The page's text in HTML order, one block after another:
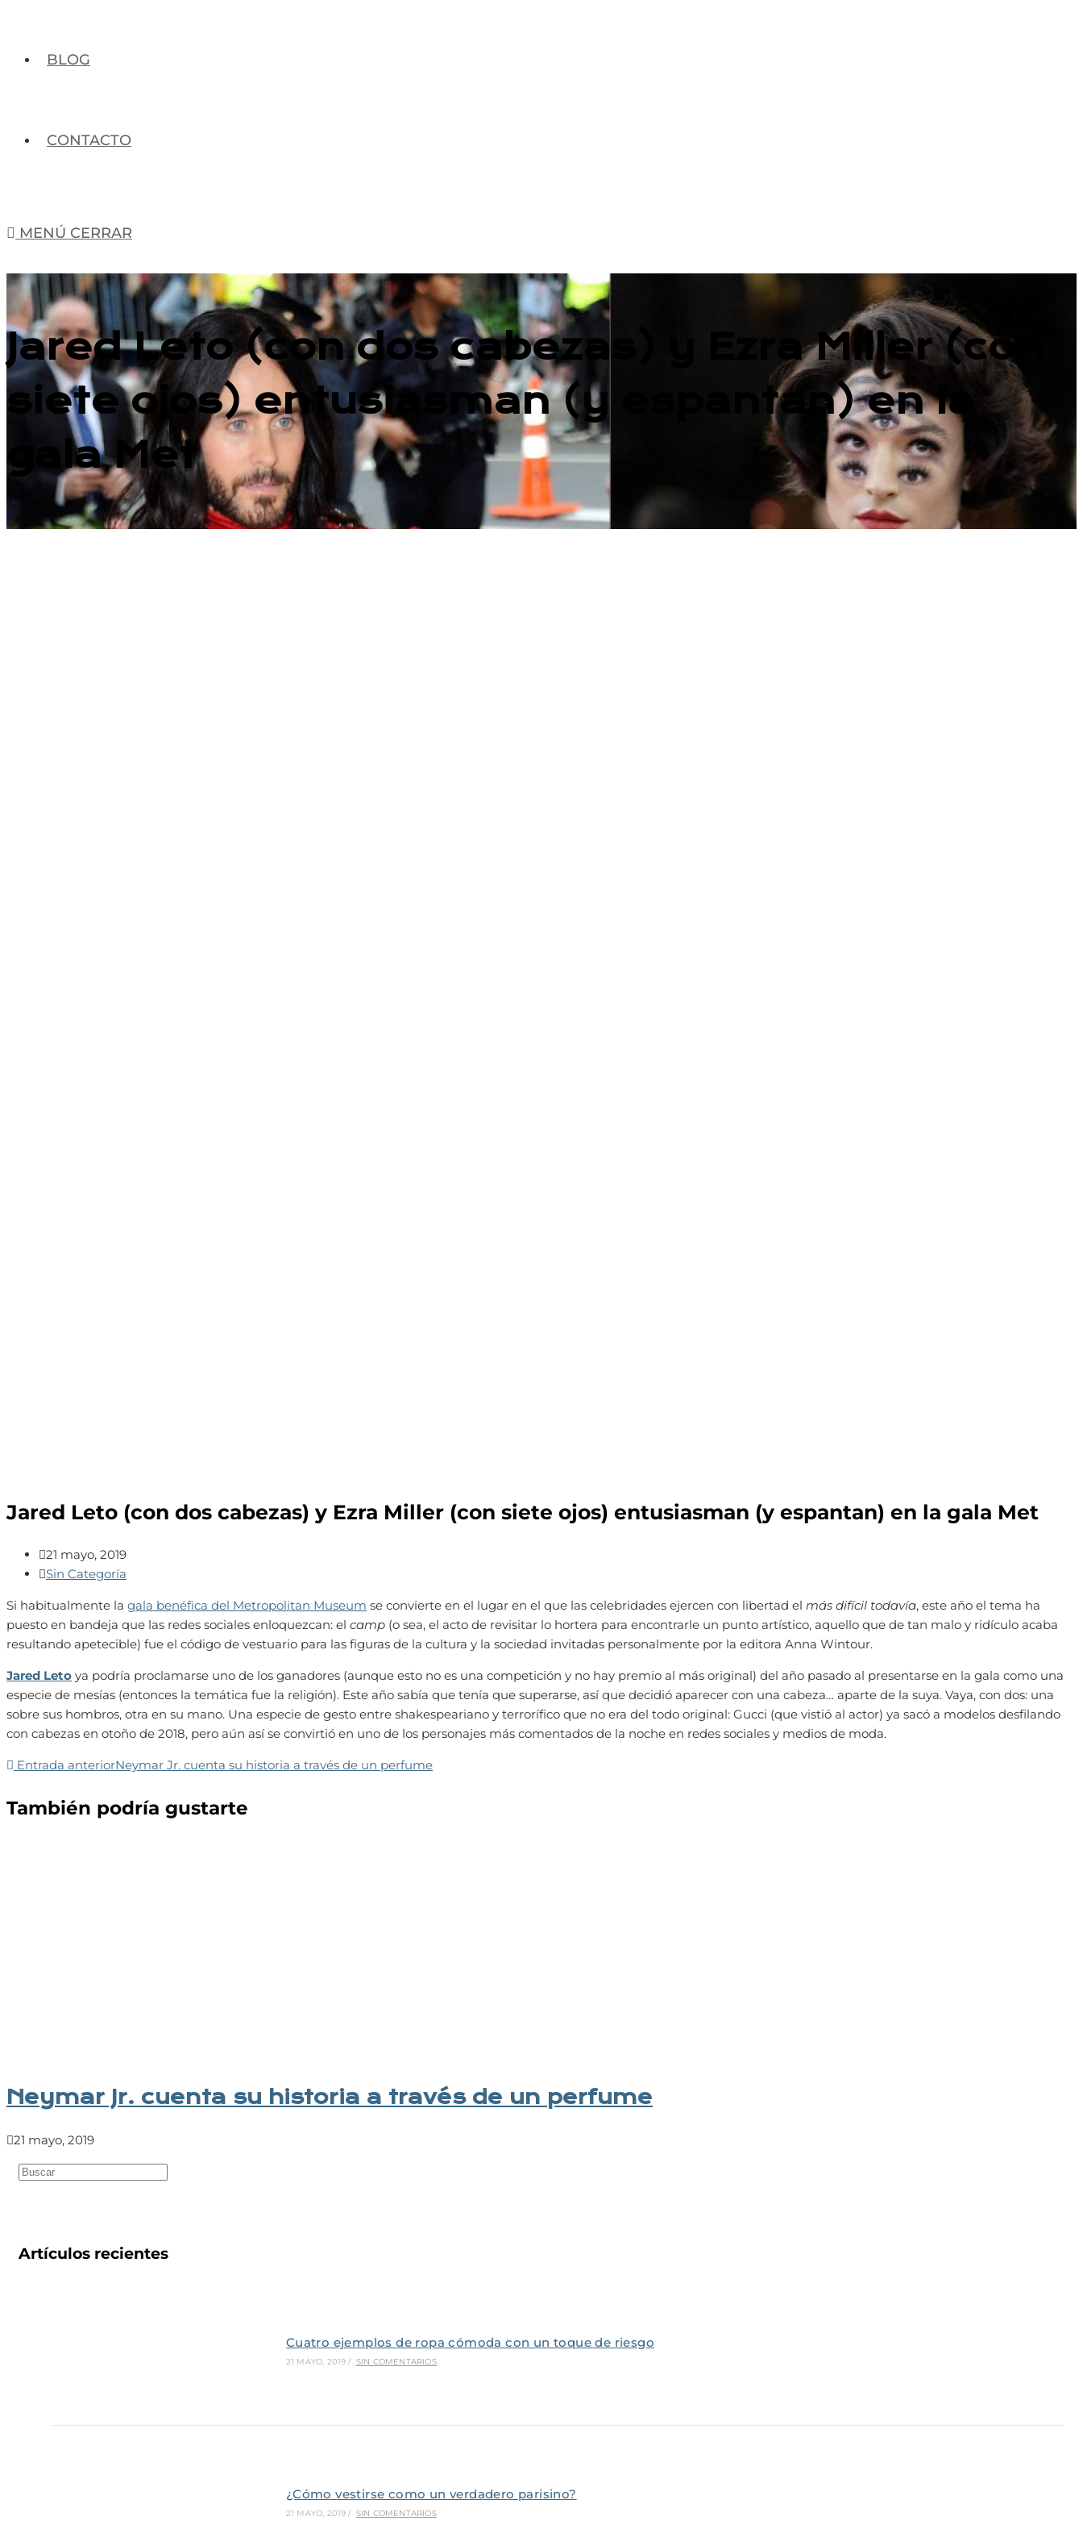
BLOG
CONTACTO
MENÚ CERRAR
Jared Leto (con dos cabezas) y Ezra Miller (con
siete ojos) entusiasman (y espantan) en la
gala Met
Jared Leto (con dos cabezas) y Ezra Miller (con siete ojos) entusiasman (y espantan) en la gala Met
Publicación
de
entrada:
21 mayo, 2019
Categoría
la
entrada:
Sin Categoría
Si habitualmente la gala benéfica del Metropolitan Museum se convierte en el lugar en el que las celebridades ejercen con libertad el más difícil todavía, este año el tema ha
puesto en bandeja que las redes sociales enloquezcan: el camp (o sea, el acto de revisitar lo hortera para encontrarle un punto artístico, aquello que de tan malo y ridículo acaba
resultando apetecible) fue el código de vestuario para las figuras de la cultura y la sociedad invitadas personalmente por la editora Anna Wintour.
Jared Leto ya podría proclamarse uno de los ganadores (aunque esto no es una competición y no hay premio al más original) del año pasado al presentarse en la gala como una
especie de mesías (entonces la temática fue la religión). Este año sabía que tenía que superarse, así que decidió aparecer con una cabeza… aparte de la suya. Vaya, con dos: una
sobre sus hombros, otra en su mano. Una especie de gesto entre shakespeariano y terrorífico que no era del todo original: Gucci (que vistió al actor) ya sacó a modelos desfilando
con cabezas en otoño de 2018, pero aún así se convirtió en uno de los personajes más comentados de la noche en redes sociales y medios de moda.
Leer
más
Entrada anteriorNeymar Jr. cuenta su historia a través de un perfume
También podría gustarte
Neymar Jr. cuenta su historia a través de un perfume
21 mayo, 2019
Artículos recientes
Cuatro ejemplos de ropa cómoda con un toque de riesgo
21 MAYO, 2019 / SIN COMENTARIOS
¿Cómo vestirse como un verdadero parisino?
21 MAYO, 2019 / SIN COMENTARIOS